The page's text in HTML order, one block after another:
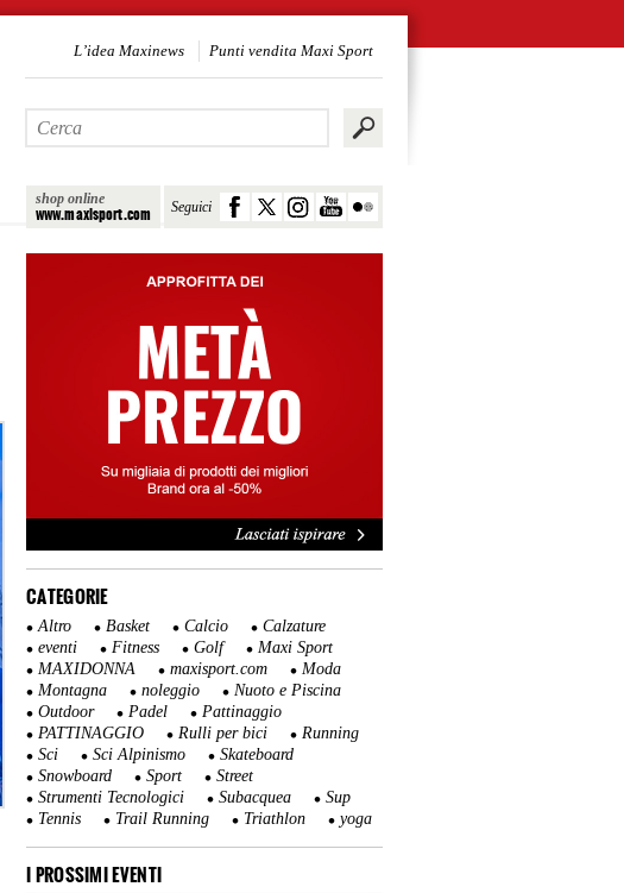
shop online
www.maxisport.com Seguici
L’idea Maxinews Punti vendita Maxi Sport
CATEGORIE
Altro Basket Calcio
Calzature
eventi
Fitness Golf
Maxi Sport
MAXIDONNA
maxisport.com
Moda
Montagna
noleggio
Nuoto e Piscina
Outdoor
Padel
Pattinaggio
PATTINAGGIO
Rulli per bici
Running
Sci
Sci Alpinismo
Skateboard
Snowboard
Sport
Street
Strumenti Tecnologici
Subacquea
Sup
Tennis
Trail Running Triathlon yoga
I PROSSIMI EVENTI